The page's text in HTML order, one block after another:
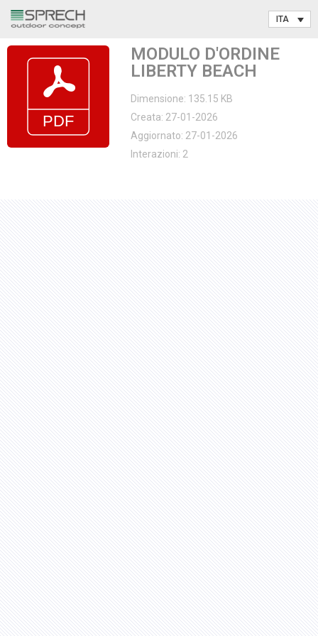
contenuto
MODULO D'ORDINE
LIBERTY BEACH
Dimensione: 135.15 KB
Creata: 27-01-2026
Aggiornato: 27-01-2026
Interazioni: 2